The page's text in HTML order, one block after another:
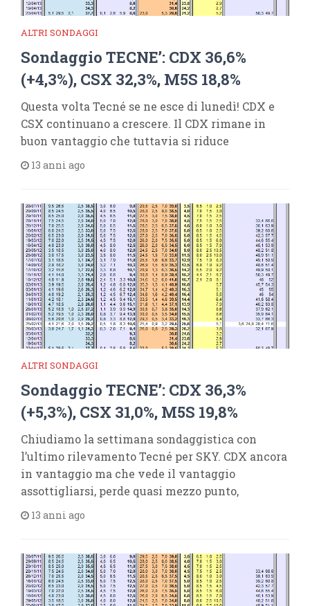
ALTRI SONDAGGI
Sondaggio TECNE’: CDX 36,6%
(+4,3%), CSX 32,3%, M5S 18,8%
Questa volta Tecné se ne esce di lunedì! CDX e
CSX continuano a crescere. Il CDX rimane in
buon vantaggio che tuttavia si riduce
13 anni ago
ALTRI SONDAGGI
Sondaggio TECNE’: CDX 36,3%
(+5,3%), CSX 31,0%, M5S 19,8%
Chiudiamo la settimana sondaggistica con
l’ultimo rilevamento Tecné per SKY. CDX ancora
in vantaggio ma che vede il vantaggio
assottigliarsi, perde quasi mezzo punto,
13 anni ago